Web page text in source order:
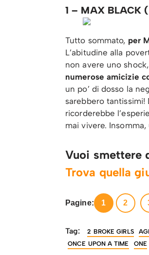
1 – MAX BLACK
Tutto sommato, per
L’abitudine alla
non avere uno
numerose amicizie
un po’ di dosso la
sarebbero
ricorderebbe
mai vivere. Insomma,
Vuoi smettere
Trova quella
Pagine: 1 2
Tag: 2 BROKE GIRLS
ONCE UPON A TIME
ONE